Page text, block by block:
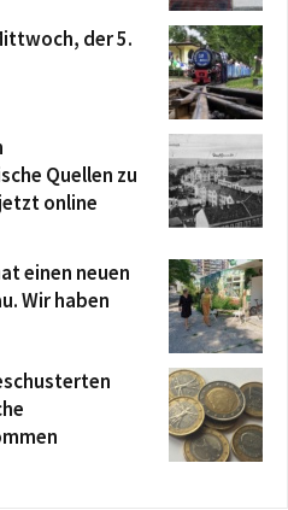
der 5.
Quellen zu
online
einen neuen
Wir haben